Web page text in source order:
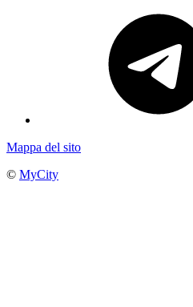
Mappa del sito
© MyCity